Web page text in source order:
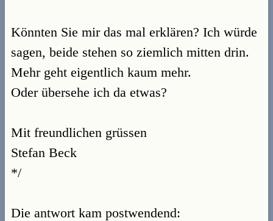
Könnten Sie mir das mal erklären? Ich würde
sagen, beide stehen so ziemlich mitten drin.
Mehr geht eigentlich kaum mehr.
Oder übersehe ich da etwas?
Mit freundlichen grüssen
Stefan Beck
*/
Die antwort kam postwendend: